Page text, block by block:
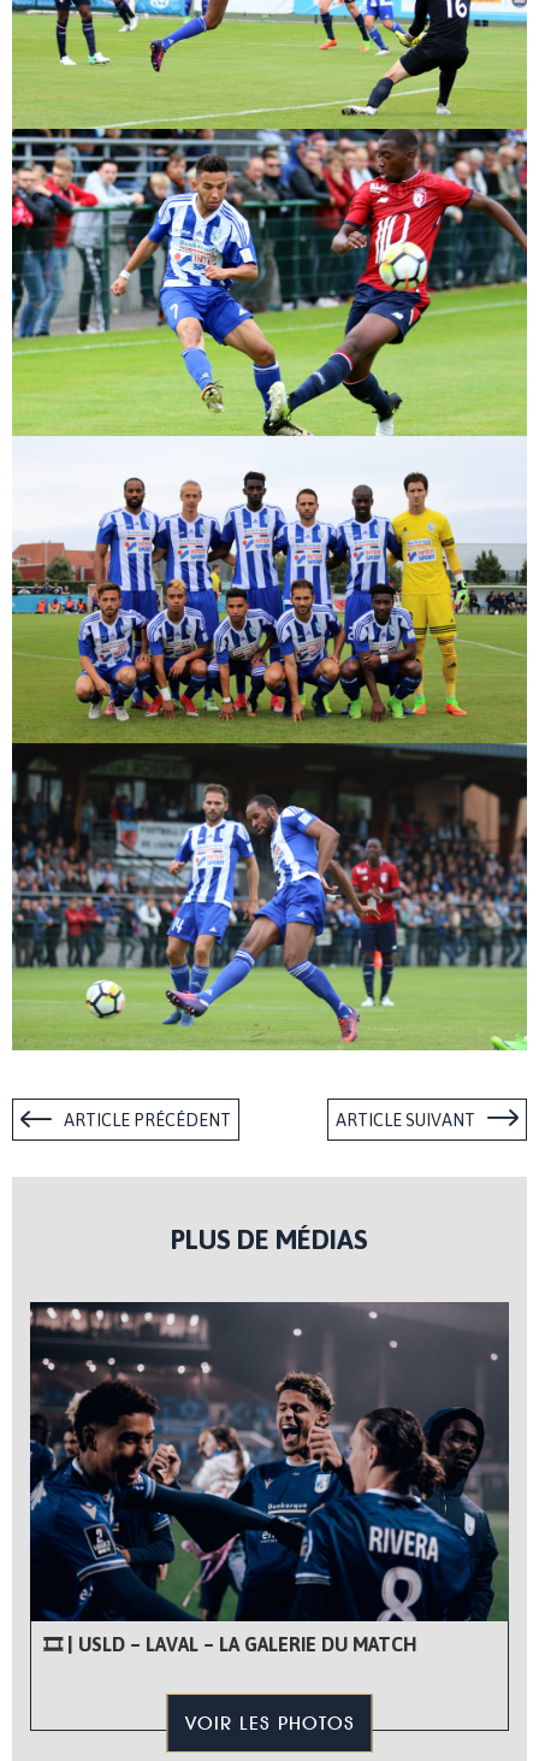
ARTICLE PRÉCÉDENT ARTICLE SUIVANT
PLUS DE MÉDIAS
🎞 | USLD – LAVAL – LA GALERIE DU MATCH
VOIR LES PHOTOS